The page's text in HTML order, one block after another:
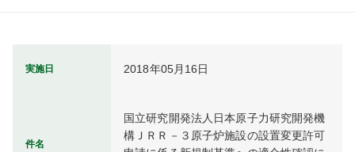
実施日 2018年05月16日
件名
国立研究開発法人日本原子力研究開発機
構ＪＲＲ－３原子炉施設の設置変更許可